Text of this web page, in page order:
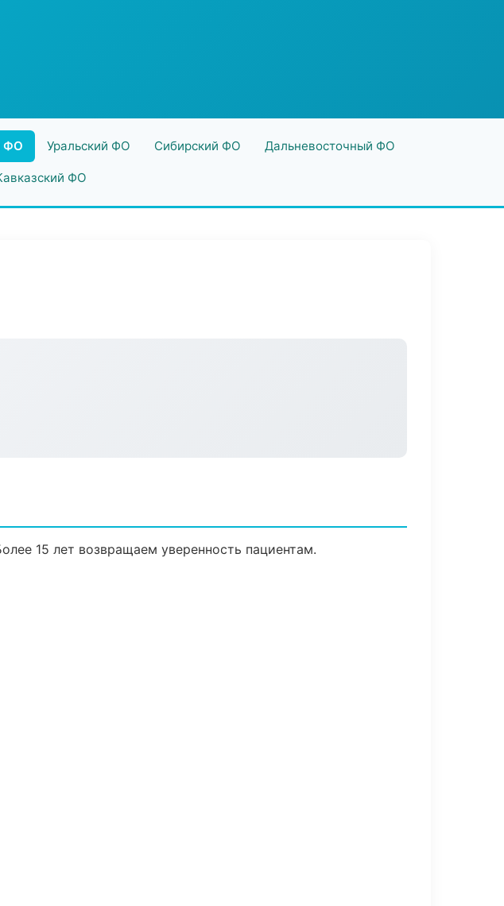
ФО Уральский ФО Сибирский ФО Дальневосточный ФО
ФО
15 лет возвращаем уверенность пациентам.